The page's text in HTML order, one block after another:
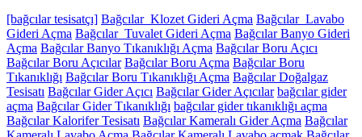
[bağcılar tesisatçı] Bağcılar Klozet Gideri Açma Bağcılar Lavabo
Gideri Açma Bağcılar Tuvalet Gideri Açma Bağcılar Banyo Gideri
Açma Bağcılar Banyo Tıkanıklığı Açma Bağcılar Boru Açıcı
Bağcılar Boru Açıcılar Bağcılar Boru Açma Bağcılar Boru
Tıkanıklığı Bağcılar Boru Tıkanıklığı Açma Bağcılar Doğalgaz
Tesisatı Bağcılar Gider Açıcı Bağcılar Gider Açıcılar bağcılar gider
açma Bağcılar Gider Tıkanıklığı bağcılar gider tıkanıklığı açma
Bağcılar Kalorifer Tesisatı Bağcılar Kameralı Gider Açma Bağcılar